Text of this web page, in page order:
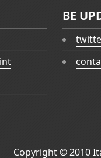
BE
Copyright © 2010